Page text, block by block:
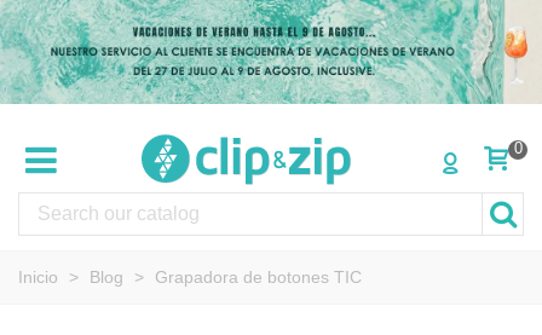
0
Inicio > Blog > Grapadora de botones TIC